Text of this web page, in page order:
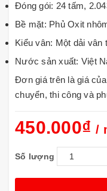
Đóng gói: 24 tấm,
Bề mặt: Phủ Oxit
Kiểu vân: Một dải vân
Nước sản xuất: Việt
Đơn giá trên là giá
chuyển, thi công và
450.000₫/
Số lượng